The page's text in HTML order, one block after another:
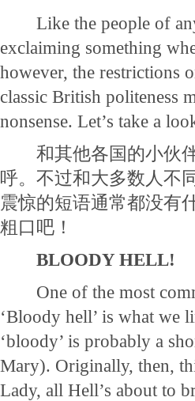
Like the people of any
exclaiming something
however, the restrictions
classic British politeness
nonsense. Let’s take a
和其他各国的小伙伴
呼。不过和大多数人不
震惊的短语通常都没有
粗口吧！
BLOODY HELL!
One of the most
‘Bloody hell’ is what we
‘bloody’ is probably a
Mary). Originally, then,
Lady, all Hell’s about to